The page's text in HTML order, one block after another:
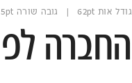
גודל אות 62pt | גובה שורה 55pt | משקל רגיל
החברה